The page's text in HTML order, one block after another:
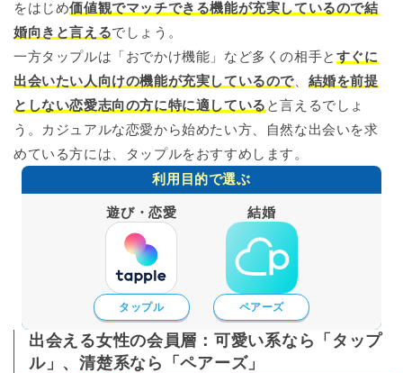
をはじめ価値観でマッチできる機能が充実しているので結
婚向きと言えるでしょう。
一方タップルは「おでかけ機能」など多くの相手と すぐに
出会いたい人向けの機能が充実しているので
結婚を前提
としない恋愛志向の方に特に適している と言えるでしょ
う。カジュアルな恋愛から始めたい方、自然な出会いを求
めている方には、タップルをおすすめします。
利用目的で選ぶ
遊び・恋愛
タップル
結婚
ペアーズ
出会える女性の会員層：可愛い系なら「タップ
ル」、清楚系なら「ペアーズ」